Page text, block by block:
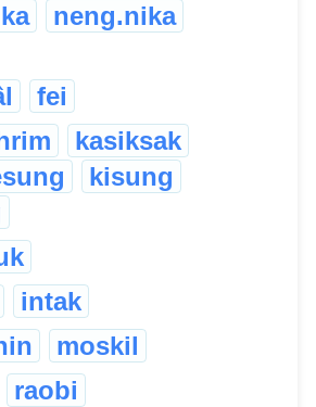
neng.nika
fei
kasiksak
kisung
intak
moskil
raobi